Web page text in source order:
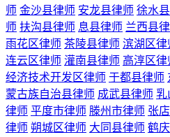
师 金沙县律师 安龙县律师 徐水
师 扶沟县律师 息县律师 兰西县
雨花区律师 茶陵县律师 滨湖区律
连云区律师 灌南县律师 高淳区律
经济技术开发区律师 于都县律师
蒙古族自治县律师 成武县律师 乳
律师 平度市律师 滕州市律师 张
律师 朔城区律师 大同县律师 鹤